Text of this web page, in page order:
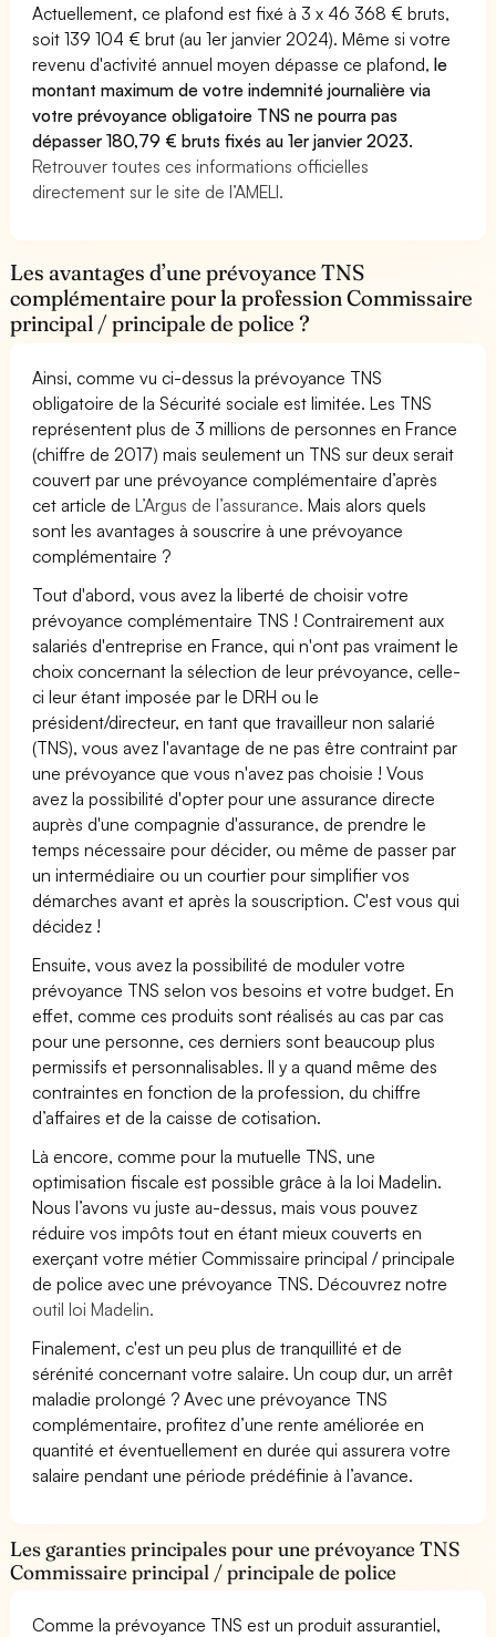
Actuellement, ce plafond est fixé à 3 x 46 368 € bruts,
soit 139 104 € brut (au 1er janvier 2024). Même si votre
revenu d'activité annuel moyen dépasse ce plafond,le
montant maximum de votre indemnité journalière via
votre prévoyance obligatoire TNS ne pourra pas
dépasser 180,79 € bruts fixés au 1er janvier 2023.
Retrouver toutes ces informations officielles
directement sur le site de l’AMELI.
Les avantages d’une prévoyance TNS
complémentaire pour la profession Commissaire
principal / principale de police ?
Ainsi, comme vu ci-dessus la prévoyance TNS
obligatoire de la Sécurité sociale est limitée. Les TNS
représentent plus de 3 millions de personnes en France
(chiffre de 2017) mais seulement un TNS sur deux serait
couvert par une prévoyance complémentaire d’après
cet article deL’Argus de l’assurance. Mais alors quels
sont les avantages à souscrire à une prévoyance
complémentaire ?
Tout d'abord, vous avez la liberté de choisir votre
prévoyance complémentaire TNS ! Contrairement aux
salariés d'entreprise en France, qui n'ont pas vraiment le
choix concernant la sélection de leur prévoyance, celle-
ci leur étant imposée par le DRH ou le
président/directeur, en tant que travailleur non salarié
(TNS), vous avez l'avantage de ne pas être contraint par
une prévoyance que vous n'avez pas choisie ! Vous
avez la possibilité d'opter pour une assurance directe
auprès d'une compagnie d'assurance, de prendre le
temps nécessaire pour décider, ou même de passer par
un intermédiaire ou un courtier pour simplifier vos
démarches avant et après la souscription. C'est vous qui
décidez !
Ensuite, vous avez la possibilité de moduler votre
prévoyance TNS selon vos besoins et votre budget. En
effet, comme ces produits sont réalisés au cas par cas
pour une personne, ces derniers sont beaucoup plus
permissifs et personnalisables. Il y a quand même des
contraintes en fonction de la profession, du chiffre
d’affaires et de la caisse de cotisation.
Là encore, comme pour la mutuelle TNS, une
optimisation fiscale est possible grâce à la loi Madelin.
Nous l’avons vu juste au-dessus, mais vous pouvez
réduire vos impôts tout en étant mieux couverts en
exerçant votre métier Commissaire principal / principale
de police avec une prévoyance TNS. Découvrez notre
outil loi Madelin.
Finalement, c'est un peu plus de tranquillité et de
sérénité concernant votre salaire. Un coup dur, un arrêt
maladie prolongé ? Avec une prévoyance TNS
complémentaire, profitez d’une rente améliorée en
quantité et éventuellement en durée qui assurera votre
salaire pendant une période prédéfinie à l’avance.
Les garanties principales pour une prévoyance TNS
Commissaire principal / principale de police
Comme la prévoyance TNS est un produit assurantiel,